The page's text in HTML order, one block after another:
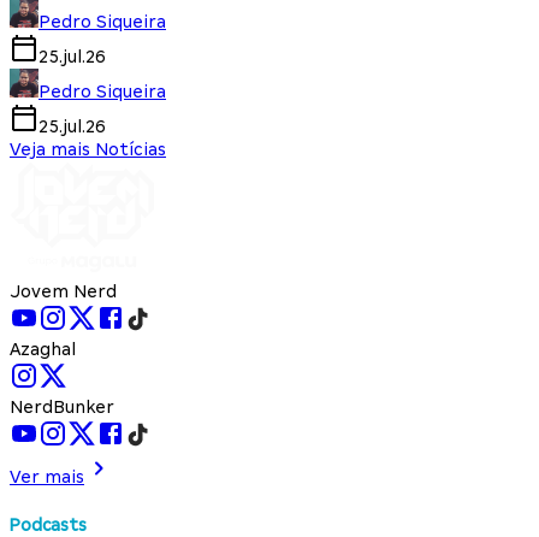
Pedro Siqueira
25.jul.26
Pedro Siqueira
25.jul.26
Veja mais Notícias
Jovem Nerd
Azaghal
NerdBunker
Ver mais
Podcasts